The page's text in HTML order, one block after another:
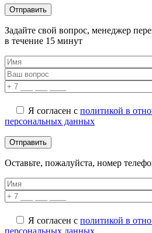
Задайте свой вопрос, менеджер
в течение 15 минут
Я согласен с политикой в
персональных данных
Оставьте, пожалуйста, номер
Я согласен с политикой в
персональных данных